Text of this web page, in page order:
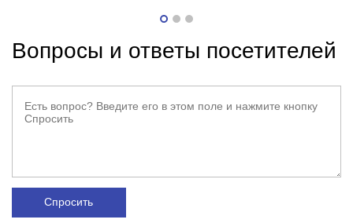
Вопросы и ответы посетителей
Спросить